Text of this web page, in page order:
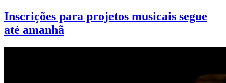
Inscrições para projetos musicais segue
até amanhã